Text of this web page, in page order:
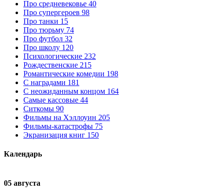
Про средневековье 40
Про супергероев 98
Про танки 15
Про тюрьму 74
Про футбол 32
Про школу 120
Психологические 232
Рождественские 215
Романтические комедии 198
С наградами 181
С неожиданным концом 164
Самые кассовые 44
Ситкомы 90
Фильмы на Хэллоуин 205
Фильмы-катастрофы 75
Экранизация книг 150
Календарь
05 августа